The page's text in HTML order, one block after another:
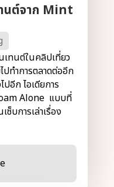
นต์จาก Mint
เทนต์ในคลิปเที่ยว
ปทำการตลาดต่ออีก
อีก ไอเดียการ
Alone แบบที่
บการเล่าเรื่อง